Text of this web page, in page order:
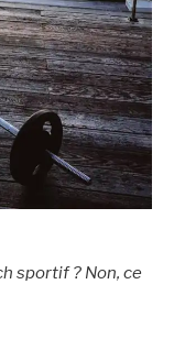
sportif ? Non, ce